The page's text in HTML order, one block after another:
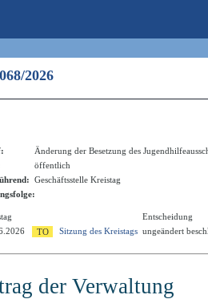
2026
Änderung der Besetzung des
öffentlich
Geschäftsstelle Kreistag
Entscheidung
Sitzung des Kreistags ungeändert
der Verwaltung